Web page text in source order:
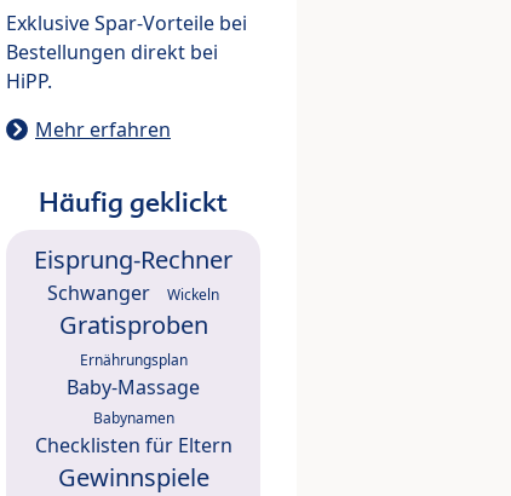
Exklusive Spar-Vorteile bei
Bestellungen direkt bei
HiPP.
Mehr erfahren
Häufig geklickt
Eisprung-Rechner
Schwanger Wickeln
Gratisproben
Ernährungsplan
Baby-Massage
Babynamen
Checklisten für Eltern
Gewinnspiele